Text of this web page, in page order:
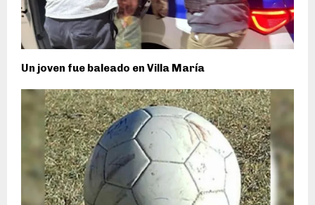
Un joven fue baleado en Villa María